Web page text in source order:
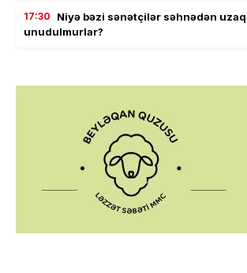
17:30
Niyə bəzi sənətçilər səhnədən
unudulmurlar?